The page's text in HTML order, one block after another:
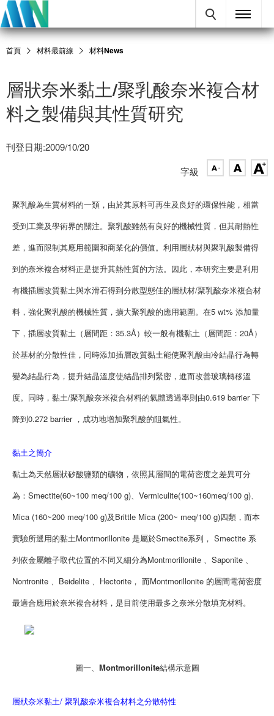
首頁 材料最前線 材料News
層狀奈米黏土/聚乳酸奈米複合材
料之製備與其性質研究
刊登日期:2009/10/20
字級
聚乳酸為生質材料的一類，由於其原料可再生及良好的環保性能，相當
受到工業及學術界的關注。聚乳酸雖然有良好的機械性質，但其耐熱性
差，進而限制其應用範圍和商業化的價值。利用層狀材與聚乳酸製備得
到的奈米複合材料正是提升其熱性質的方法。因此，本研究主要是利用
有機插層改質黏土與水滑石得到分散型態佳的層狀材/聚乳酸奈米複合材
料，強化聚乳酸的機械性質，擴大聚乳酸的應用範圍。在5 wt% 添加量
下，插層改質黏土（層間距：35.3Å）較一般有機黏土（層間距：20Å）
於基材的分散性佳，同時添加插層改質黏土能使聚乳酸由冷結晶行為轉
變為結晶行為，提升結晶溫度使結晶排列緊密，進而改善玻璃轉移溫
度。同時，黏土/聚乳酸奈米複合材料的氣體透過率則由0.619 barrier 下
降到0.272 barrier ，成功地增加聚乳酸的阻氣性。
黏土之簡介
黏土為天然層狀矽酸鹽類的礦物，依照其層間的電荷密度之差異可分
為：Smectite(60~100 meq/100 g)、Vermiculite(100~160meq/100 g)、
Mica (160~200 meq/100 g)及Brittle Mica (200~ meq/100 g)四類，而本
實驗所選用的黏土Montmorillonite 是屬於Smectite系列， Smectite 系
列依金屬離子取代位置的不同又細分為Montmorillonite 、Saponite 、
Nontronite 、Beidelite 、Hectorite， 而Montmorillonite 的層間電荷密度
最適合應用於奈米複合材料，是目前使用最多之奈米分散填充材料。
圖一、Montmorillonite結構示意圖
層狀奈米黏土/ 聚乳酸奈米複合材料之分散特性